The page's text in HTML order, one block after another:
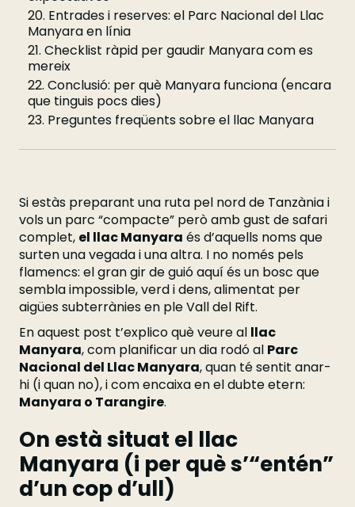
20. Entrades i reserves: el Parc Nacional del Llac
Manyara en línia
21. Checklist ràpid per gaudir Manyara com es
mereix
22. Conclusió: per què Manyara funciona (encara
que tinguis pocs dies)
23. Preguntes freqüents sobre el llac Manyara
Si estàs preparant una ruta pel nord de Tanzània i
vols un parc “compacte” però amb gust de safari
complet, el llac Manyara és d’aquells noms que
surten una vegada i una altra. I no només pels
flamencs: el gran gir de guió aquí és un bosc que
sembla impossible, verd i dens, alimentat per
aigües subterrànies en ple Vall del Rift.
En aquest post t’explico què veure al llac
Manyara, com planificar un dia rodó al Parc
Nacional del Llac Manyara, quan té sentit anar-
hi (i quan no), i com encaixa en el dubte etern:
Manyara o Tarangire.
On està situat el llac
Manyara (i per què s’“entén”
d’un cop d’ull)